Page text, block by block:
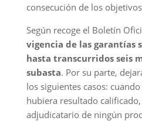
consecución de los
Según recoge el Boletín
vigencia de las garantías
hasta transcurridos seis
subasta. Por su parte,
los siguientes casos:
hubiera resultado
adjudicatario de ningún